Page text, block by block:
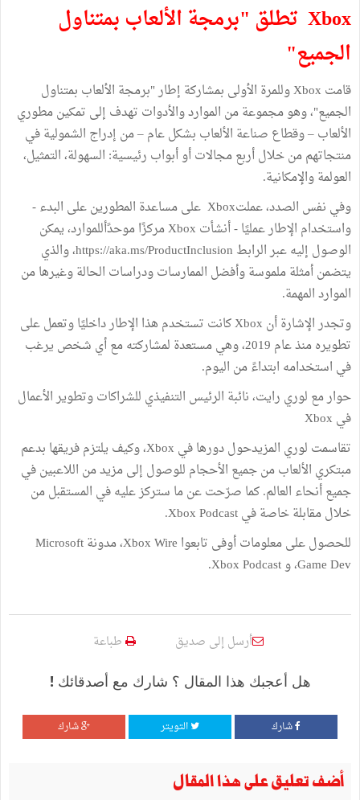
Xbox تطلق "برمجة الألعاب بمتناول
الجميع"
قامت Xbox وللمرة الأولى بمشاركة إطار "برمجة الألعاب بمتناول
الجميع"، وهو مجموعة من الموارد والأدوات تهدف إلى تمكين مطوري
الألعاب – وقطاع صناعة الألعاب بشكل عام – من إدراج الشمولية في
منتجاتهم من خلال أربع مجالات أو أبواب رئيسية: السهولة، التمثيل،
العولمة والإمكانية.
وفي نفس الصدد، عملتXbox على مساعدة المطورين على البدء -
واستخدام الإطار عمليًا - أنشأت Xbox مركزًا موحدًأللموارد، يمكن
الوصول إليه عبر الرابط https://aka.ms/ProductInclusion، والذي
يتضمن أمثلة ملموسة وأفضل الممارسات ودراسات الحالة وغيرها من
الموارد المهمة.
وتجدر الإشارة أن Xbox كانت تستخدم هذا الإطار داخليًا وتعمل على
تطويره منذ عام 2019، وهي مستعدة لمشاركته مع أي شخص يرغب
في استخدامه ابتداءً من اليوم.
حوار مع لوري رايت، نائبة الرئيس التنفيذي للشراكات وتطوير الأعمال
في Xbox
تقاسمت لوري المزيدحول دورها في Xbox، وكيف يلتزم فريقها بدعم
مبتكري الألعاب من جميع الأحجام للوصول إلى مزيد من اللاعبين في
جميع أنحاء العالم. كما صرّحت عن ما ستركز عليه في المستقبل من
خلال مقابلة خاصة في Xbox Podcast.
للحصول على معلومات أوفى تابعوا Xbox Wire، مدونة Microsoft
Game Dev، و Xbox Podcast.
أرسل إلى صديق طباعة
هل أعجبك هذا المقال ؟ شارك مع أصدقائك !
شارك التويتر شارك
أضف تعليق على هذا المقال